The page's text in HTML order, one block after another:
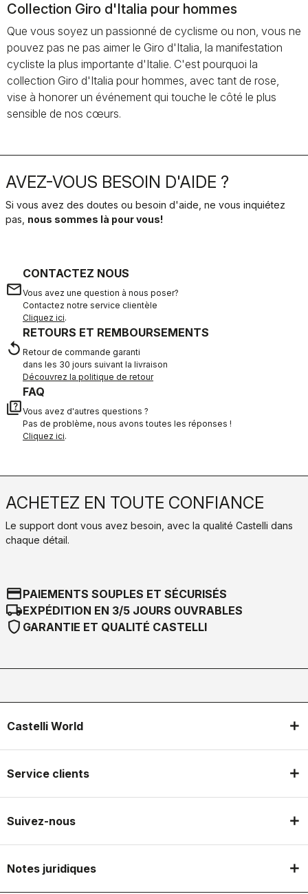
Collection Giro d'Italia pour hommes
Que vous soyez un passionné de cyclisme ou non, vous ne
pouvez pas ne pas aimer le Giro d'Italia, la manifestation
cycliste la plus importante d'Italie. C'est pourquoi la
collection Giro d'Italia pour hommes, avec tant de rose,
vise à honorer un événement qui touche le côté le plus
sensible de nos cœurs.
AVEZ-VOUS BESOIN D'AIDE ?
Si vous avez des doutes ou besoin d'aide, ne vous inquiétez
pas, nous sommes là pour vous!
email
CONTACTEZ NOUS
Vous avez une question à nous poser?
Contactez notre service clientèle
Cliquez ici.
replay
RETOURS ET REMBOURSEMENTS
Retour de commande garanti
dans les 30 jours suivant la livraison
Découvrez la politique de retour
quiz
FAQ
Vous avez d'autres questions ?
Pas de problème, nous avons toutes les réponses !
Cliquez ici.
ACHETEZ EN TOUTE CONFIANCE
Le support dont vous avez besoin, avec la qualité Castelli dans
chaque détail.
credit_cardPAIEMENTS SOUPLES ET SÉCURISÉS
local_shippingEXPÉDITION EN 3/5 JOURS OUVRABLES
shield GARANTIE ET QUALITÉ CASTELLI
Castelli World
Service clients
Suivez-nous
Notes juridiques